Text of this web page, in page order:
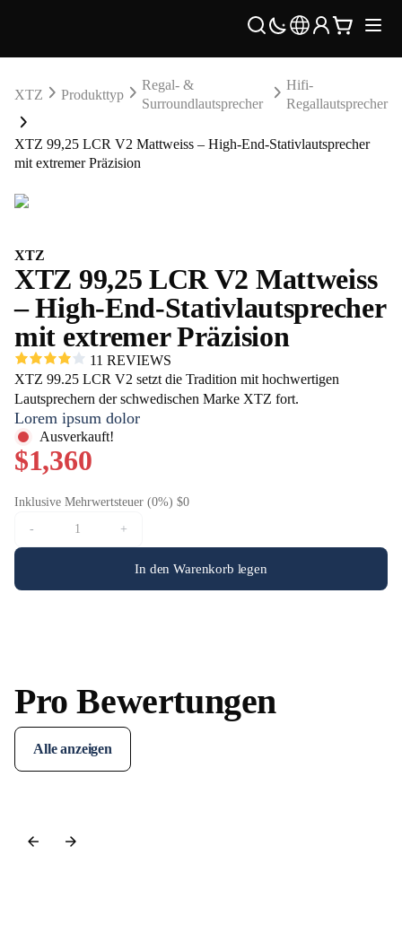
XTZ Produkttyp
Regal- &
Surroundlautsprecher
Hifi-
Regallautsprecher
XTZ 99,25 LCR V2 Mattweiss – High-End-Stativlautsprecher
mit extremer Präzision
XTZ
XTZ 99,25 LCR V2 Mattweiss
– High-End-Stativlautsprecher
mit extremer Präzision
11 REVIEWS
XTZ 99.25 LCR V2 setzt die Tradition mit hochwertigen
Lautsprechern der schwedischen Marke XTZ fort.
Lorem ipsum dolor
Ausverkauft!
$1,360
Inklusive Mehrwertsteuer (0%) $0
-
+
In den Warenkorb legen
Pro Bewertungen
Alle anzeigen